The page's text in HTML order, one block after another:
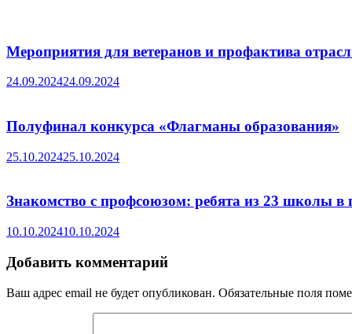
Мероприятия для ветеранов и профактива
24.09.202424.09.2024
Полуфинал конкурса «Флагманы образования»
25.10.202425.10.2024
Знакомство с профсоюзом: ребята из 23 школы
10.10.202410.10.2024
Добавить комментарий
Ваш адрес email не будет опубликован. Обязательные поля